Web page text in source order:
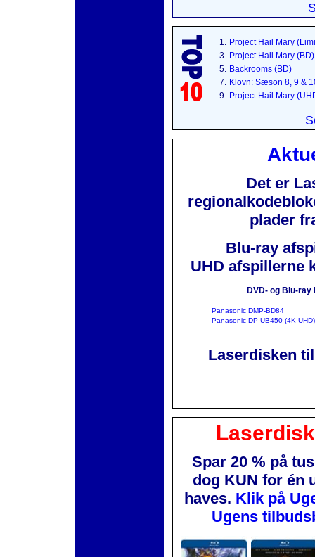
1. Project Hail Mary
3. Project Hail Mary (BD)
5. Backrooms (BD)
7. Klovn: Sæson 8, 9 &
9. Project Hail Mary
Det er
plader
Blu-ray
UHD afspillerne
DVD- og Blu-ray
Panasonic DMP-BD84
Panasonic DP-UB450 (4K UHD)
Laserdisken
Spar 20 % på
dog KUN for én
haves. Klik på
Ugens